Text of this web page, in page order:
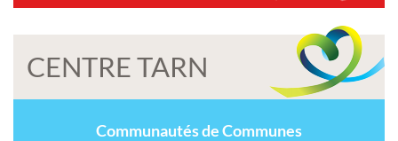
CENTRE TARN
Communautés de Communes